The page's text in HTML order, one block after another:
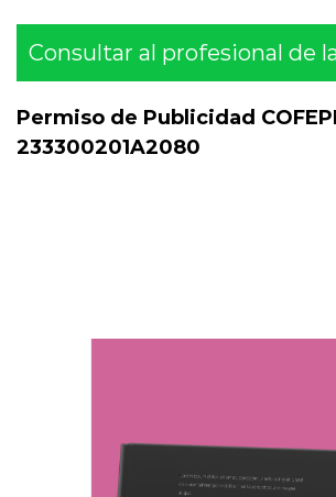
Consultar al profesional de
Permiso de Publicidad
233300201A2080